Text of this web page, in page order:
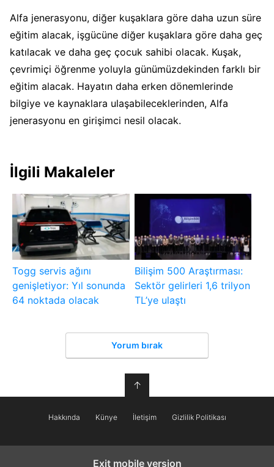
Alfa jenerasyonu, diğer kuşaklara göre daha uzun süre
eğitim alacak, işgücüne diğer kuşaklara göre daha geç
katılacak ve daha geç çocuk sahibi olacak. Kuşak,
çevrimiçi öğrenme yoluyla günümüzdekinden farklı bir
eğitim alacak. Hayatın daha erken dönemlerinde
bilgiye ve kaynaklara ulaşabileceklerinden, Alfa
jenerasyonu en girişimci nesil olacak.
İlgili Makaleler
Togg servis ağını
genişletiyor: Yıl sonunda
64 noktada olacak
Bilişim 500 Araştırması:
Sektör gelirleri 1,6 trilyon
TL’ye ulaştı
Yorum bırak
↑
Hakkında Künye İletişim Gizlilik Politikası
Exit mobile version